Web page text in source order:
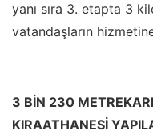
yanı sıra 3. etapta 3
vatandaşların
3 BİN 230
KIRAATHANESİ